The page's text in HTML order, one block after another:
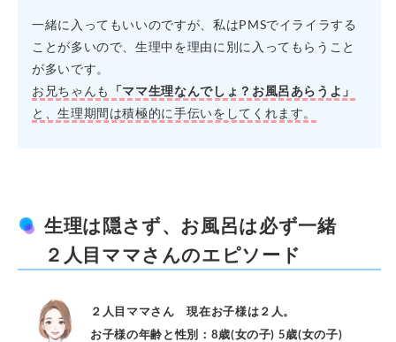
一緒に入ってもいいのですが、私はPMSでイライラする
ことが多いので、生理中を理由に別に入ってもらうこと
が多いです。
お兄ちゃんも
「ママ生理なんでしょ？お風呂あらうよ」
と、生理期間は積極的に手伝いをしてくれます。
生理は隠さず、お風呂は必ず一緒
２人目ママさんのエピソード
２人目ママさん 現在お子様は２人。
お子様の年齢と性別：8歳(女の子) 5歳(女の子)